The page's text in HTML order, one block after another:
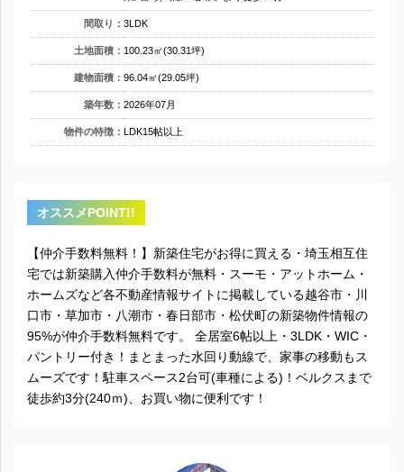
間取り： 3LDK
土地面積： 100.23㎡(30.31坪)
建物面積： 96.04㎡(29.05坪)
築年数： 2026年07月
物件の特徴： LDK15帖以上
オススメPOINT!!
【仲介手数料無料！】新築住宅がお得に買える・埼玉相互住
宅では新築購入仲介手数料が無料・スーモ・アットホーム・
ホームズなど各不動産情報サイトに掲載している越谷市・川
口市・草加市・八潮市・春日部市・松伏町の新築物件情報の
95%が仲介手数料無料です。 全居室6帖以上・3LDK・WIC・
パントリー付き！まとまった水回り動線で、家事の移動もス
ムーズです！駐車スペース2台可(車種による)！ベルクスまで
徒歩約3分(240ｍ)、お買い物に便利です！